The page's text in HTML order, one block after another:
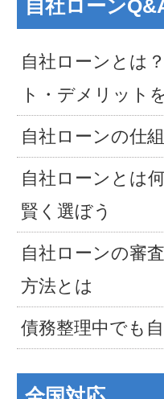
自社ローン
自社ローンとは
ト・デメリット
自社ローンの仕
自社ローンとは
賢く選ぼう
自社ローンの審
方法とは
債務整理中でも